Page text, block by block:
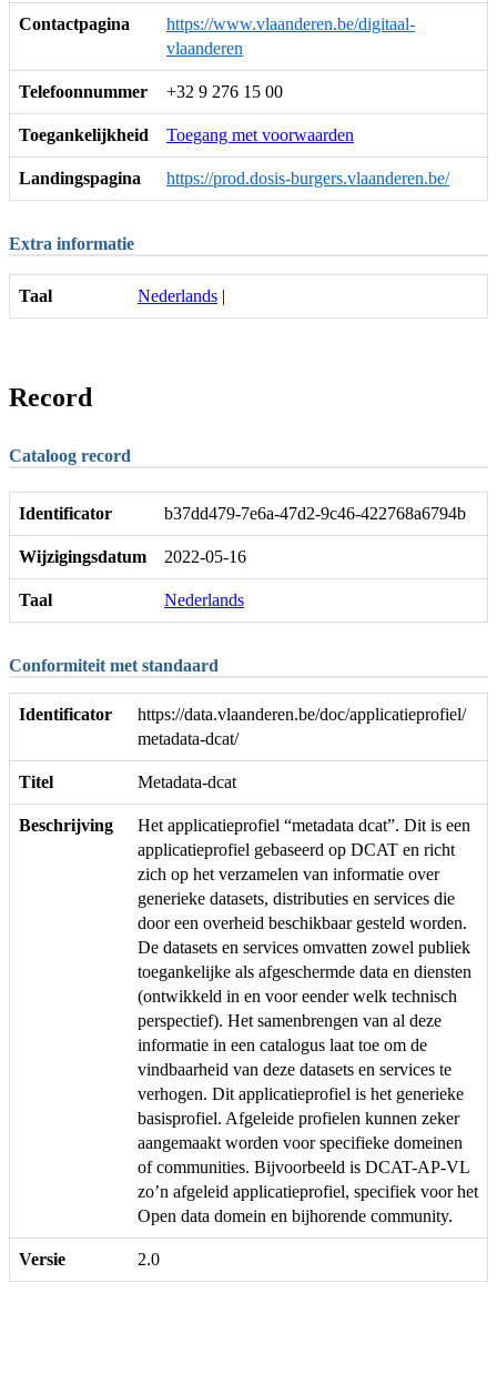
Contactpagina
https://www.vlaanderen.be/digitaal-
vlaanderen
Telefoonnummer +32 9 276 15 00
Toegankelijkheid Toegang met voorwaarden
Landingspagina https://prod.dosis-burgers.vlaanderen.be/
Extra informatie
Taal Nederlands |
Record
Cataloog record
Identificator b37dd479-7e6a-47d2-9c46-422768a6794b
Wijzigingsdatum 2022-05-16
Taal Nederlands
Conformiteit met standaard
Identificator
https://data.vlaanderen.be/doc/applicatieprofiel/
metadata-dcat/
Titel Metadata-dcat
Beschrijving
Het applicatieprofiel “metadata dcat”. Dit is een
applicatieprofiel gebaseerd op DCAT en richt
zich op het verzamelen van informatie over
generieke datasets, distributies en services die
door een overheid beschikbaar gesteld worden.
De datasets en services omvatten zowel publiek
toegankelijke als afgeschermde data en diensten
(ontwikkeld in en voor eender welk technisch
perspectief). Het samenbrengen van al deze
informatie in een catalogus laat toe om de
vindbaarheid van deze datasets en services te
verhogen. Dit applicatieprofiel is het generieke
basisprofiel. Afgeleide profielen kunnen zeker
aangemaakt worden voor specifieke domeinen
of communities. Bijvoorbeeld is DCAT-AP-VL
zo’n afgeleid applicatieprofiel, specifiek voor het
Open data domein en bijhorende community.
Versie 2.0